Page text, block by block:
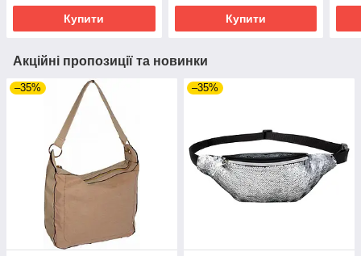
Купити Купити
Акційні пропозиції та новинки
–35% –35%